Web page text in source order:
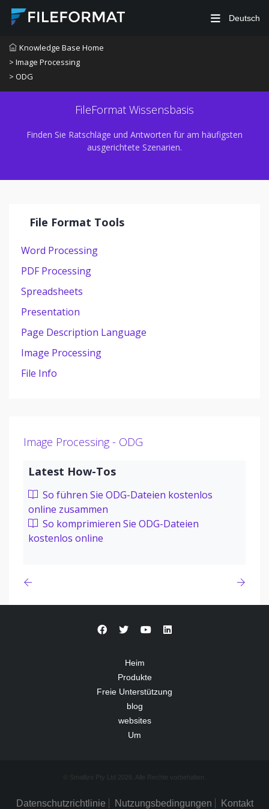
Deutsch
Knowledge Base Home
> Image Processing
> ODG
FileFormat Wissensbasis
Finden Sie Ratschläge und Antworten für am häufigsten
ausgerichtete Szenarien.
File Format Tools
Word Processing
PDF Processing
Spreadsheets
Presentation
Page Description Language
Image Processing
File Info
Image Processing - ODG
Latest How-Tos
So führen Sie ODG-Dateien kostenlos
online zusammen
So komprimieren Sie ODG-Dateien
kostenlos online
Heim
Produkte
Freie Unterstützung
blog
websites
Um
© Smallize Pty Ltd 2026. Alle Rechte vorbehalten.
Datenschutzrichtlinie Nutzungsbedingungen Kontakt